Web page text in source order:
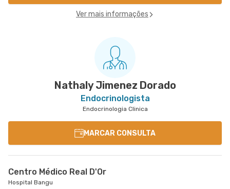
Ver mais informações
Nathaly Jimenez Dorado
Endocrinologista
Endocrinologia Clinica
MARCAR CONSULTA
Centro Médico Real D'Or
Hospital Bangu